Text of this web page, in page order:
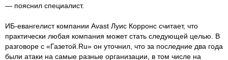
— пояснил специалист.
ИБ-евангелист компании Avast Луис Корронс считает, что
практически любая компания может стать следующей целью. В
разговоре с «Газетой.Ru» он уточнил, что за последние два года
были атаки на самые разные организации, в том числе на